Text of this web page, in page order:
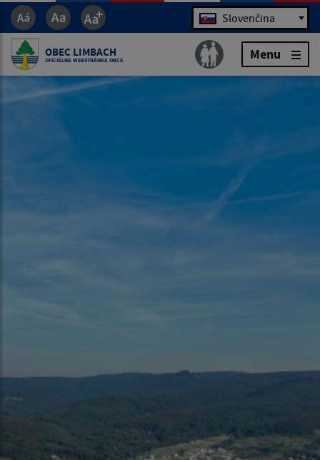
Jazyk Slovenčina
OBEC LIMBACH
OFICIÁLNA WEBSTRÁNKA OBCE Menu